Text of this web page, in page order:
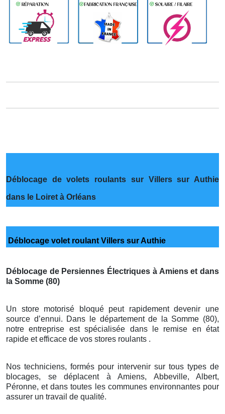
Déblocage de volets roulants sur Villers sur Authie
dans le Loiret à Orléans
Déblocage volet roulant Villers sur Authie
Déblocage de Persiennes Électriques à Amiens et dans
la Somme (80)
Un store motorisé bloqué peut rapidement devenir une
source d’ennui. Dans le département de la Somme (80),
notre entreprise est spécialisée dans le remise en état
rapide et efficace de vos stores roulants .
Nos techniciens, formés pour intervenir sur tous types de
blocages, se déplacent à Amiens, Abbeville, Albert,
Péronne, et dans toutes les communes environnantes pour
assurer un travail de qualité.